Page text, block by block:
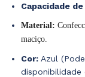
Capacidade
Material:
maciço.
Cor: Azul
disponibilidade